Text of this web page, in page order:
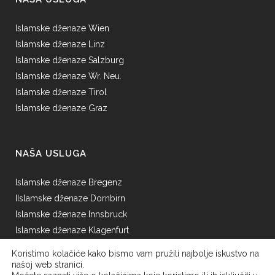
Islamske dženaze Wien
Islamske dženaze Linz
Islamske dženaze Salzburg
Islamske dženaze Wr. Neu.
Islamske dženaze Tirol
Islamske dženaze Graz
NAŠA USLUGA
Islamske dženaze Bregenz
IIslamske dženaze Dornbirn
Islamske dženaze Innsbruck
Islamske dženaze Klagenfurt
Islamske dženaze St.Pölten
Koristimo kolačiće kako bismo vam pružili najbolje iskustvo na
našoj web stranici.